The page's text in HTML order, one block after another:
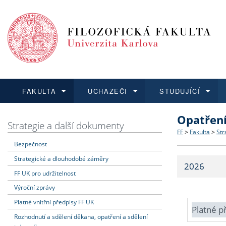
FAKULTA
Dozvědět se více
Struktura
Strategie
Fakultní
UCHAZEČI
Podat přihlášku
Co
Učitelské
STUDUJÍCÍ
Dozvědět se více
Dozvědět se více
O vědě a
Dozvědět se více
Aktuální
Strategie a další dokumenty
Bezpečnost
Strategické a dlouhodobé záměry
FF UK pro udržitelnost
Výroční zprávy
Platné vnitřní předpisy FF UK
Rozhodnutí a sdělení děkana, opatření a sdělení
FF > Fakulta >
2026
Platné